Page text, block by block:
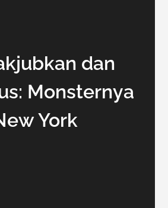
dan
Monsternya
York